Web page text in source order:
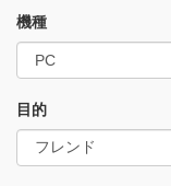
機種
目的